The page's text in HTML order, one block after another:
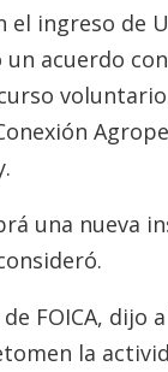
ingreso de
un acuerdo
una nueva
FOICA, dijo
la